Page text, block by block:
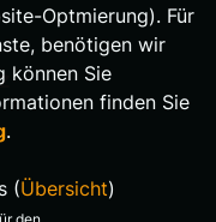
Optmierung). Für
benötigen wir
können Sie
finden Sie
.
(Übersicht)